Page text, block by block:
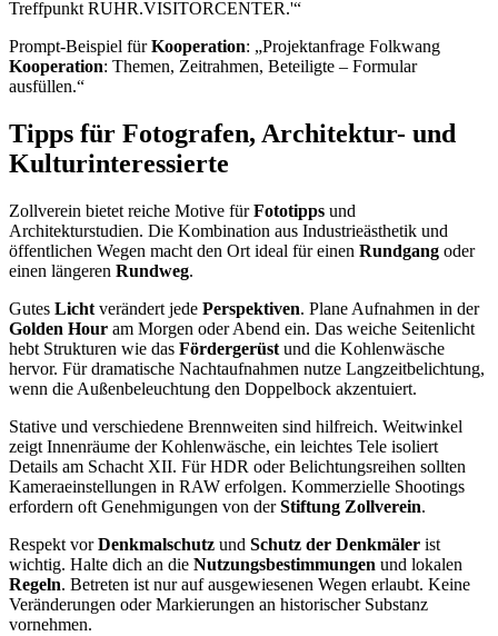
Treffpunkt RUHR.VISITORCENTER.'“
Prompt-Beispiel fürKooperation: „Projektanfrage Folkwang
Kooperation: Themen, Zeitrahmen, Beteiligte – Formular
ausfüllen.“
Tipps für Fotografen, Architektur- und
Kulturinteressierte
Zollverein bietet reiche Motive fürFototipps und
Architekturstudien. Die Kombination aus Industrieästhetik und
öffentlichen Wegen macht den Ort ideal für einen Rundgang oder
einen längeren Rundweg.
Gutes Licht verändert jede Perspektiven. Plane Aufnahmen in der
Golden Hour am Morgen oder Abend ein. Das weiche Seitenlicht
hebt Strukturen wie das Fördergerüst und die Kohlenwäsche
hervor. Für dramatische Nachtaufnahmen nutze Langzeitbelichtung,
wenn die Außenbeleuchtung den Doppelbock akzentuiert.
Stative und verschiedene Brennweiten sind hilfreich. Weitwinkel
zeigt Innenräume der Kohlenwäsche, ein leichtes Tele isoliert
Details am Schacht XII. Für HDR oder Belichtungsreihen sollten
Kameraeinstellungen in RAW erfolgen. Kommerzielle Shootings
erfordern oft Genehmigungen von derStiftung Zollverein.
Respekt vorDenkmalschutz und Schutz der Denkmäler ist
wichtig. Halte dich an die Nutzungsbestimmungen und lokalen
Regeln. Betreten ist nur auf ausgewiesenen Wegen erlaubt. Keine
Veränderungen oder Markierungen an historischer Substanz
vornehmen.